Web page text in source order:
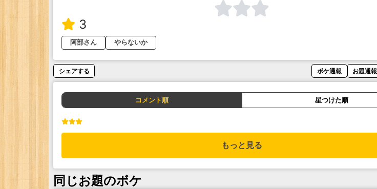
3
阿部さん
やらないか
シェアする ボケ通報 お題通報
コメント順 星つけた順
もっと見る
同じお題のボケ